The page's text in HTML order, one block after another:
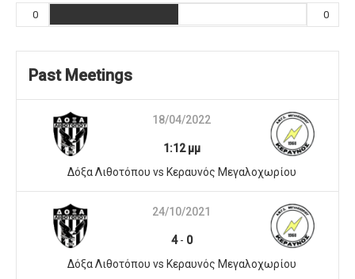
0 0
Past Meetings
18/04/2022
1:12 μμ
Δόξα Λιθοτόπου vs Κεραυνός Μεγαλοχωρίου
24/10/2021
4- 0
Δόξα Λιθοτόπου vs Κεραυνός Μεγαλοχωρίου